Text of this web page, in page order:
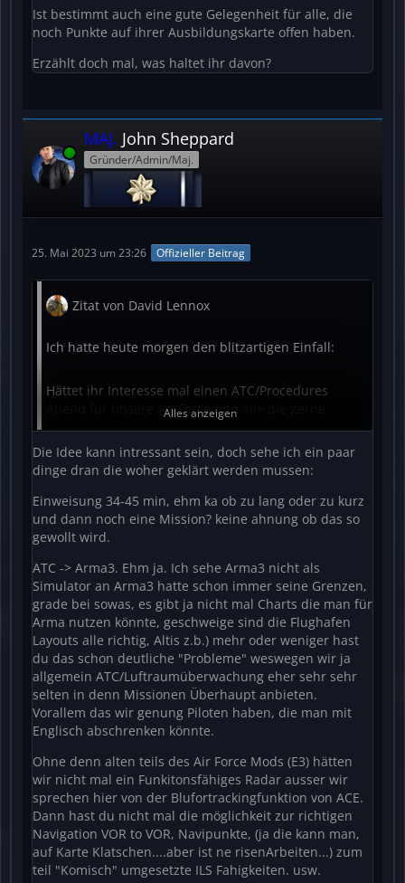
Ist bestimmt auch eine gute Gelegenheit für alle, die
noch Punkte auf ihrer Ausbildungskarte offen haben.
Erzählt doch mal, was haltet ihr davon?
Online
MAJ. John Sheppard
Gründer/Admin/Maj.
25. Mai 2023 um 23:26 Offizieller Beitrag
Zitat von David Lennox
Ich hatte heute morgen den blitzartigen Einfall:
Hättet ihr Interesse mal einen ATC/Procedures
Abend für unsere Air Force und alle die gerne
fliegen zu veranstalten?
Ich stelle mir das ganze so vor:
30-45 Minuten theoretische Einweisung in
Funksprüche und Verfahren
Ab dann open End. Ich würde eine Tower und/oder
GCI Position besetzen mit Zeus und euch
verschiedene Taskings geben (A/A, A/G etc.)
Wer möchte kann natürlich auch gerne eine weitere
Position übernehmen. Alle die gerne Fliegen sind
willkommen. Es kann auch gerne ein kleines
Bodenteam geben das CAS anfordert.
Ich stelle mir das ganze als einen Abend außerhalb
der regulären Missionen vor.
Ist bestimmt auch eine gute Gelegenheit für alle,
die noch Punkte auf ihrer Ausbildungskarte offen
haben.
Alles anzeigen
Die Idee kann intressant sein, doch sehe ich ein paar
dinge dran die woher geklärt werden mussen:
Einweisung 34-45 min, ehm ka ob zu lang oder zu kurz
und dann noch eine Mission? keine ahnung ob das so
gewollt wird.
ATC -> Arma3. Ehm ja. Ich sehe Arma3 nicht als
Simulator an Arma3 hatte schon immer seine Grenzen,
grade bei sowas, es gibt ja nicht mal Charts die man für
Arma nutzen könnte, geschweige sind die Flughafen
Layouts alle richtig, Altis z.b.) mehr oder weniger hast
du das schon deutliche "Probleme" weswegen wir ja
allgemein ATC/Luftraumüberwachung eher sehr sehr
selten in denn Missionen Überhaupt anbieten.
Vorallem das wir genung Piloten haben, die man mit
Englisch abschrenken könnte.
Ohne denn alten teils des Air Force Mods (E3) hätten
wir nicht mal ein Funkitonsfähiges Radar ausser wir
sprechen hier von der Blufortrackingfunktion von ACE.
Dann hast du nicht mal die möglichkeit zur richtigen
Navigation VOR to VOR, Navipunkte, (ja die kann man,
auf Karte Klatschen....aber ist ne risenArbeiten...) zum
teil "Komisch" umgesetzte ILS Fahigkeiten. usw.